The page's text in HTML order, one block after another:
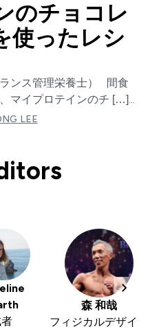
のチョコレ
使ったレシ
ンス管理栄養士） 間食
マイプロテインのチ […]...
LEE
森 和哉
フィジカルデザイナ